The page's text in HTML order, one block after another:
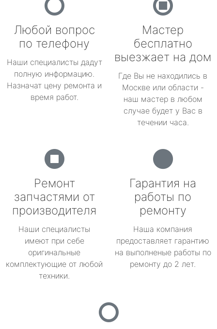
Любой вопрос
по телефону
Наши специалисты дадут
полную информацию.
Назначат цену ремонта и
время работ.
Мастер
бесплатно
выезжает на дом
Где Вы не находились в
Москве или области -
наш мастер в любом
случае будет у Вас в
течении часа.
Ремонт
запчастями от
производителя
Наши специалисты
имеют при себе
оригинальные
комплектующие от любой
техники.
Гарантия на
работы по
ремонту
Наша компания
предоставляет гарантию
на выполненые работы по
ремонту до 2 лет.